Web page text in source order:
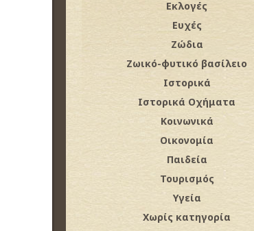
Εκλογές
Ευχές
Ζώδια
Ζωικό-φυτικό βασίλειο
Ιστορικά
Ιστορικά Οχήματα
Κοινωνικά
Οικονομία
Παιδεία
Τουρισμός
Υγεία
Χωρίς κατηγορία